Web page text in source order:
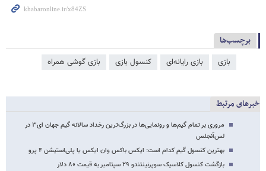
برچسب‌ها
بازی بازی رایانه‌ای کنسول بازی بازی گوشی همراه
خبرهای مرتبط
مروری بر تمام گیم‌ها و رونمایی‌ها در بزرگ‌ترین رخداد سالانه گیم جهان ای۳ در
لس‌آنجلس
بهترین کنسول گیم کدام است: ایکس باکس وان ایکس یا پلی‌استیشن ۴ پرو
بازگشت کنسول کلاسیک سوپرنینتندو ۲۹ سپتامبر به قیمت ۸۰ دلار